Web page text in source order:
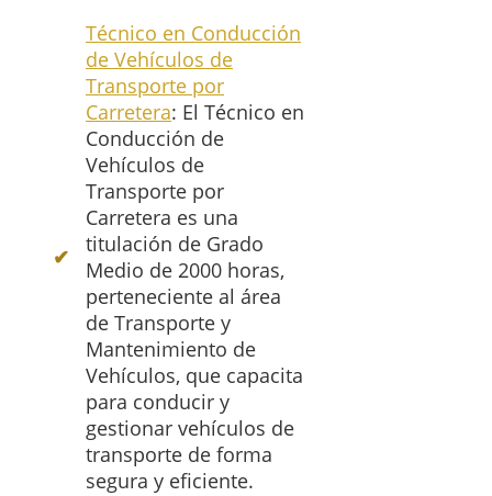
Técnico en Conducción
de Vehículos de
Transporte por
Carretera: El Técnico en
Conducción de
Vehículos de
Transporte por
Carretera es una
titulación de Grado
Medio de 2000 horas,
perteneciente al área
de Transporte y
Mantenimiento de
Vehículos, que capacita
para conducir y
gestionar vehículos de
transporte de forma
segura y eficiente.